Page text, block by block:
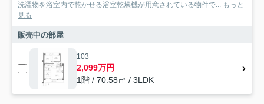
洗濯物を浴室内で乾かせる浴室乾燥機が用意されている物件で... もっと
見る
販売中の部屋
103
2,099万円
1階 / 70.58㎡ / 3LDK